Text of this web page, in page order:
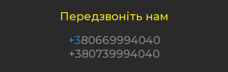
Передзвоніть нам
+380669994040
+380739994040